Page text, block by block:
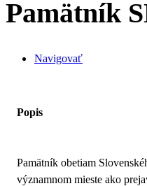
Pamätník
Navigovať
Popis
Pamätník obetiam
významnom mieste ako